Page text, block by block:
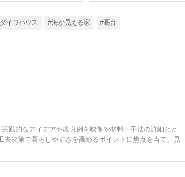
イワハウス #海が見える家 #高台
践的なアイデアや改良例を映像や材料・手法の詳細とと
次第で暮らしやすさを高めるポイントに焦点を当て、見